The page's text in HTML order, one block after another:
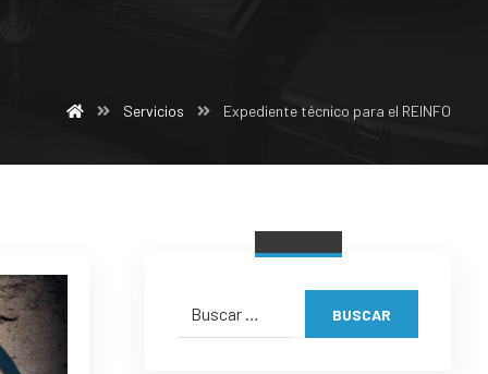
Servicios Expediente técnico para el REINFO
BUSCAR